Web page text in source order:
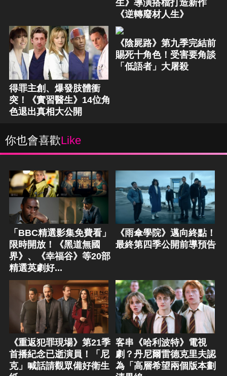
生》導演搭檔打造新作
《逆轉廢材人生》
得罪主創、爆發肢體衝
突！《實習醫生》14位角
色退出真相大公開
《陰屍路》第九季完結前
賜死十角色！受害要角談
「低語者」大屠殺
你也會喜歡Like
「BBC精選影集免費看」
限時開放！《黑道無國
界》、《幸福谷》等20部
精選英劇好...
《雨傘學院》邁向終點！
最終第四季公開前導預告
《重返犯罪現場》第21季
首播紀念已逝演員！「尼
克」喊話請觀眾備好衛生
客串《哈利波特》電視
劇？丹尼爾雷德克里夫認
為「高層希望兩個版本劃